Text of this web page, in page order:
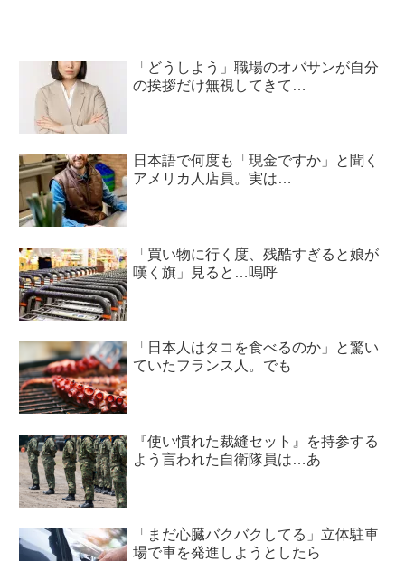
「どうしよう」職場のオバサンが自分
の挨拶だけ無視してきて…
日本語で何度も「現金ですか」と聞く
アメリカ人店員。実は…
「買い物に行く度、残酷すぎると娘が
嘆く旗」見ると…嗚呼
「日本人はタコを食べるのか」と驚い
ていたフランス人。でも
『使い慣れた裁縫セット』を持参する
よう言われた自衛隊員は…あ
「まだ心臓バクバクしてる」立体駐車
場で車を発進しようとしたら